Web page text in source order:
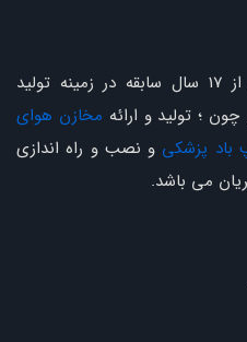
با بیش از 17 سال سابقه در زمینه تولید
؛ تولید و ارائه مخازن هوای
باد پزشکی و نصب و راه اندازی
می باشد.